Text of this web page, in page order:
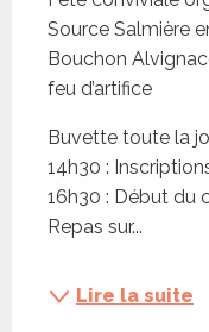
Source Salmière
Bouchon
feu d’artifice
Buvette toute la
14h30 :
16h30 : Début du
Repas sur...
Lire la suite